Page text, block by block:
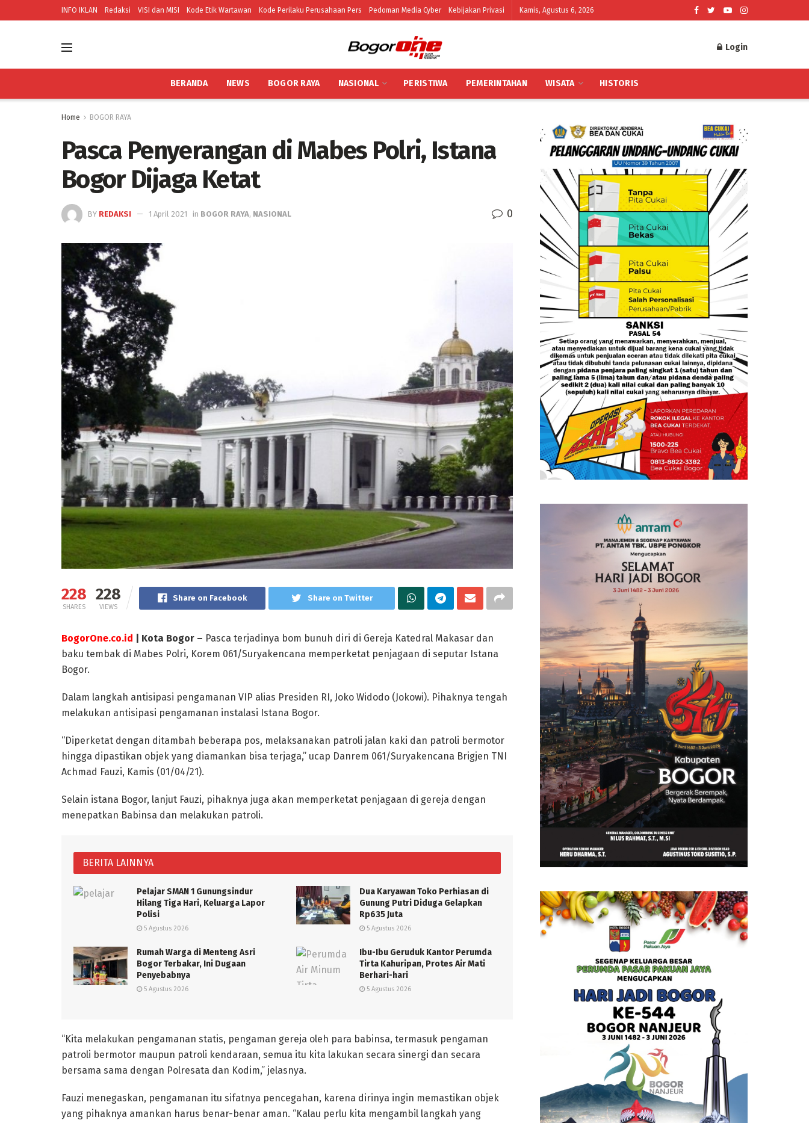
INFO IKLAN Redaksi VISI dan MISI Kode Etik Wartawan Kode Perilaku Perusahaan Pers Pedoman Media Cyber Kebijakan Privasi Kamis, Agustus 6, 2026
Login
BERANDA NEWS BOGOR RAYA NASIONAL PERISTIWA PEMERINTAHAN WISATA HISTORIS
Home BOGOR RAYA
Pasca Penyerangan di Mabes Polri, Istana
Bogor Dijaga Ketat
BY REDAKSI 1 April 2021 in BOGOR RAYA, NASIONAL 0
228
SHARES
228
VIEWS
Share on Facebook Share on Twitter
BogorOne.co.id | Kota Bogor – Pasca terjadinya bom bunuh diri di Gereja Katedral Makasar dan
baku tembak di Mabes Polri, Korem 061/Suryakencana memperketat penjagaan di seputar Istana
Bogor.
Dalam langkah antisipasi pengamanan VIP alias Presiden RI, Joko Widodo (Jokowi). Pihaknya tengah
melakukan antisipasi pengamanan instalasi Istana Bogor.
“Diperketat dengan ditambah beberapa pos, melaksanakan patroli jalan kaki dan patroli bermotor
hingga dipastikan objek yang diamankan bisa terjaga,” ucap Danrem 061/Suryakencana Brigjen TNI
Achmad Fauzi, Kamis (01/04/21).
Selain istana Bogor, lanjut Fauzi, pihaknya juga akan memperketat penjagaan di gereja dengan
menepatkan Babinsa dan melakukan patroli.
BERITA LAINNYA
Pelajar SMAN 1 Gunungsindur
Hilang Tiga Hari, Keluarga Lapor
Polisi
5 Agustus 2026
Dua Karyawan Toko Perhiasan di
Gunung Putri Diduga Gelapkan
Rp635 Juta
5 Agustus 2026
Rumah Warga di Menteng Asri
Bogor Terbakar, Ini Dugaan
Penyebabnya
5 Agustus 2026
Ibu-Ibu Geruduk Kantor Perumda
Tirta Kahuripan, Protes Air Mati
Berhari-hari
5 Agustus 2026
“Kita melakukan pengamanan statis, pengaman gereja oleh para babinsa, termasuk pengaman
patroli bermotor maupun patroli kendaraan, semua itu kita lakukan secara sinergi dan secara
bersama sama dengan Polresata dan Kodim,” jelasnya.
Fauzi menegaskan, pengamanan itu sifatnya pencegahan, karena dirinya ingin memastikan objek
yang pihaknya amankan harus benar-benar aman. “Kalau perlu kita mengambil langkah yang